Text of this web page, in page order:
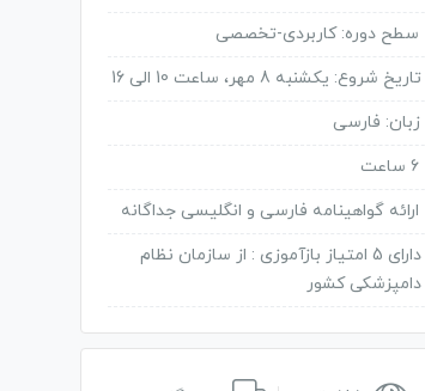
سطح دوره: کاربردی-تخصصی
تاریخ شروع: یکشنبه 8 مهر، ساعت 10 الی 16
زبان: فارسی
6 ساعت
ارائه گواهینامه فارسی و انگلیسی جداگانه
دارای 5 امتیاز بازآموزی :
از سازمان نظام
دامپزشکی کشور